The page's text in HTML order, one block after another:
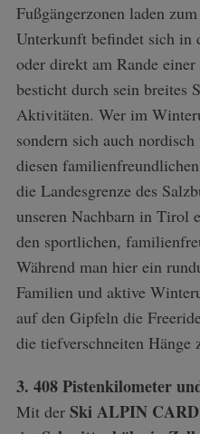
Fußgängerzonen laden
Unterkunft befindet sich in
oder direkt am Rande einer
besticht durch sein breites
Aktivitäten. Wer im
sondern sich auch
diesen
die Landesgrenze des
unseren Nachbarn in Tirol
den sportlichen,
Während man hier ein
Familien und aktive
auf den Gipfeln die
die tiefverschneiten Hänge
3. 408 Pistenkilometer
Mit der Ski ALPIN CARD